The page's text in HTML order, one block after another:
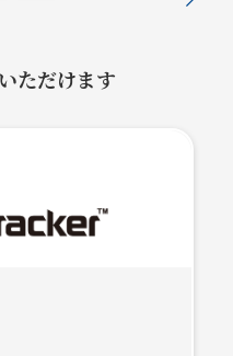
ただけます